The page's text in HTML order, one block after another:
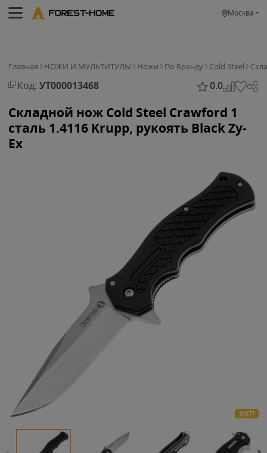
Москва
Главная НОЖИ И МУЛЬТИТУЛЫ Ножи По Бренду Cold Steel
Код: УТ000013468 0.0
Складной нож Cold Steel Crawford 1
сталь 1.4116 Krupp, рукоять Black Zy-
Ex
ХИТ!